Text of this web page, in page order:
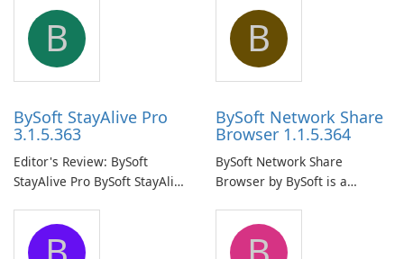
B
BySoft StayAlive Pro
3.1.5.363
Editor's Review: BySoft
StayAlive Pro BySoft StayAlive
application designed to
ensure the continuous and
B
BySoft Network Share
Browser 1.1.5.364
BySoft Network Share
Browser by BySoft is a
application that allows users
to easily browse and manage